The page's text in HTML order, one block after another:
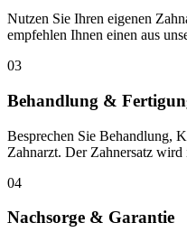
Nutzen Sie Ihren eigenen
empfehlen Ihnen einen aus
03
Behandlung &
Besprechen Sie Behandlung,
Zahnarzt. Der Zahnersatz
04
Nachsorge & Garantie